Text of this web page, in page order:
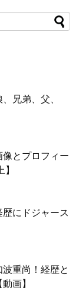
兄弟、父、
とプロフィー
にドジャース
重尚！経歴と
画】